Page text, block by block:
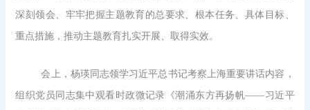
深刻领会、牢牢把握主题教育的总要求、根本任务、具体目标、
重点措施，推动主题教育扎实开展、取得实效。
会上，杨瑛同志领学习近平总书记考察上海重要讲话内容，
组织党员同志集中观看时政微记录《潮涌东方再扬帆——习近平